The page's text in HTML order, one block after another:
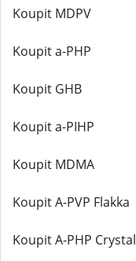
Koupit MDPV
Koupit a-PHP
Koupit GHB
Koupit a-PIHP
Koupit MDMA
Koupit A-PVP Flakka
Koupit A-PHP Crystal